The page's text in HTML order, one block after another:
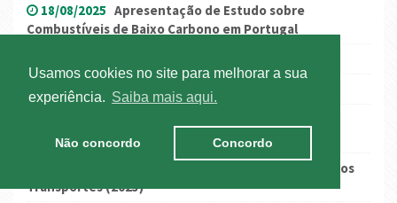
Usamos cookies no site para melhorar a sua
experiência.
Saiba mais aqui.
Não concordo Concordo
18/08/2025 Apresentação de Estudo sobre
Combustíveis de Baixo Carbono em Portugal
19/02/2016
Combustíveis em destaque na RTP
“envelope logístico”
Anuário Estatístico da Mobilidade e dos
Transportes (2023)